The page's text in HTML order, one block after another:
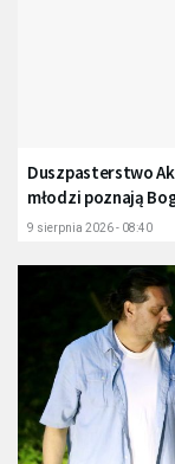
Duszpasterstwo
młodzi poznają
9 sierpnia 2026 - 08:40